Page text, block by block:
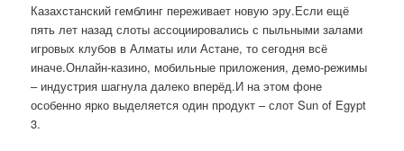
Казахстанский гемблинг переживает новую эру.Если ещё
пять лет назад слоты ассоциировались с пыльными залами
игровых клубов в Алматы или Астане, то сегодня всё
иначе.Онлайн-казино, мобильные приложения, демо-режимы
– индустрия шагнула далеко вперёд.И на этом фоне
особенно ярко выделяется один продукт – слот Sun of Egypt
3.